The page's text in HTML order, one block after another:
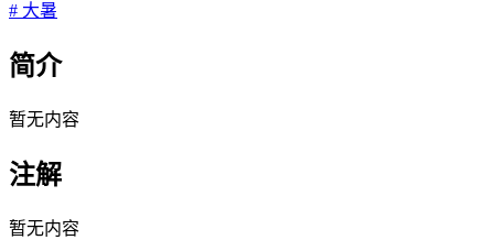
# 大暑
简介
暂无内容
注解
暂无内容